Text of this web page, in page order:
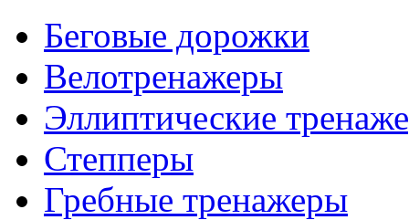
Беговые дорожки
Велотренажеры
Эллиптические
Степперы
Гребные тренажеры